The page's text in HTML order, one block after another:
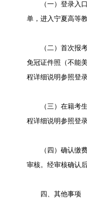
（一）登录入口
单，进入宁夏高等
（二）首次报考
免冠证件照（不能
程详细说明参照登
（三）在籍考生
程详细说明参照登
（四）确认缴费
审核。经审核确认
四、其他事项